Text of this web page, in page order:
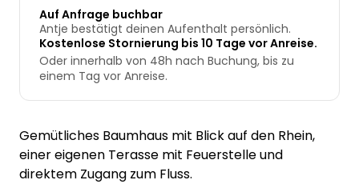
Auf Anfrage buchbar
Antje bestätigt deinen Aufenthalt persönlich.
Kostenlose Stornierung bis 10 Tage vor Anreise.
Oder innerhalb von 48h nach Buchung, bis zu
einem Tag vor Anreise.
Gemütliches Baumhaus mit Blick auf den Rhein,
einer eigenen Terasse mit Feuerstelle und
direktem Zugang zum Fluss.